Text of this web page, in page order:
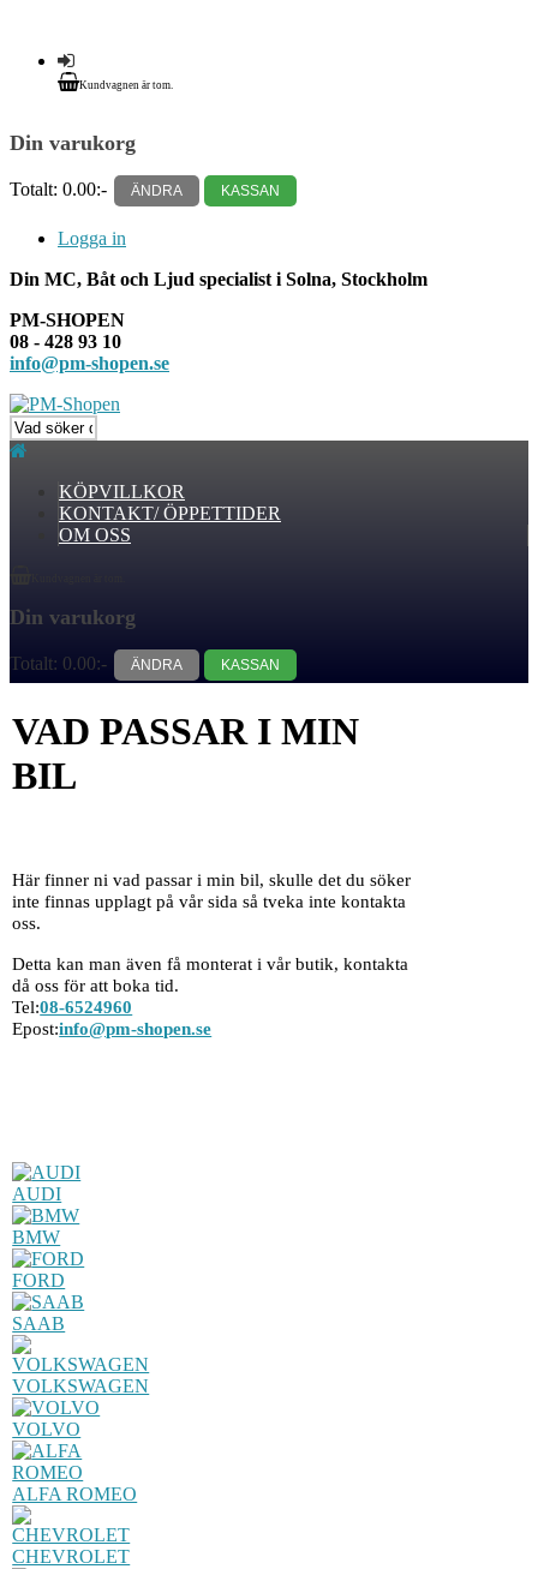
Kundvagnen är tom.
Din varukorg
Totalt: 0.00:- ÄNDRA KASSAN
Logga in
Din MC, Båt och Ljud specialist i Solna, Stockholm
PM-SHOPEN
08 - 428 93 10
info@pm-shopen.se
KÖPVILLKOR
KONTAKT/ ÖPPETTIDER
OM OSS
Din varukorg
Totalt: 0.00:- ÄNDRA KASSAN
VAD PASSAR I MIN
BIL
Här finner ni vad passar i min bil, skulle det du söker
inte finnas upplagt på vår sida så tveka inte kontakta
oss.
Detta kan man även få monterat i vår butik, kontakta
då oss för att boka tid.
Tel:08-6524960
Epost:info@pm-shopen.se
AUDI
BMW
FORD
SAAB
VOLKSWAGEN
VOLVO
ALFA ROMEO
CHEVROLET